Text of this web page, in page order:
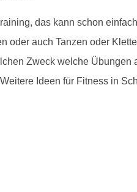
das kann schon
oder auch Tanzen oder
Zweck welche Übungen
Ideen für Fitness in